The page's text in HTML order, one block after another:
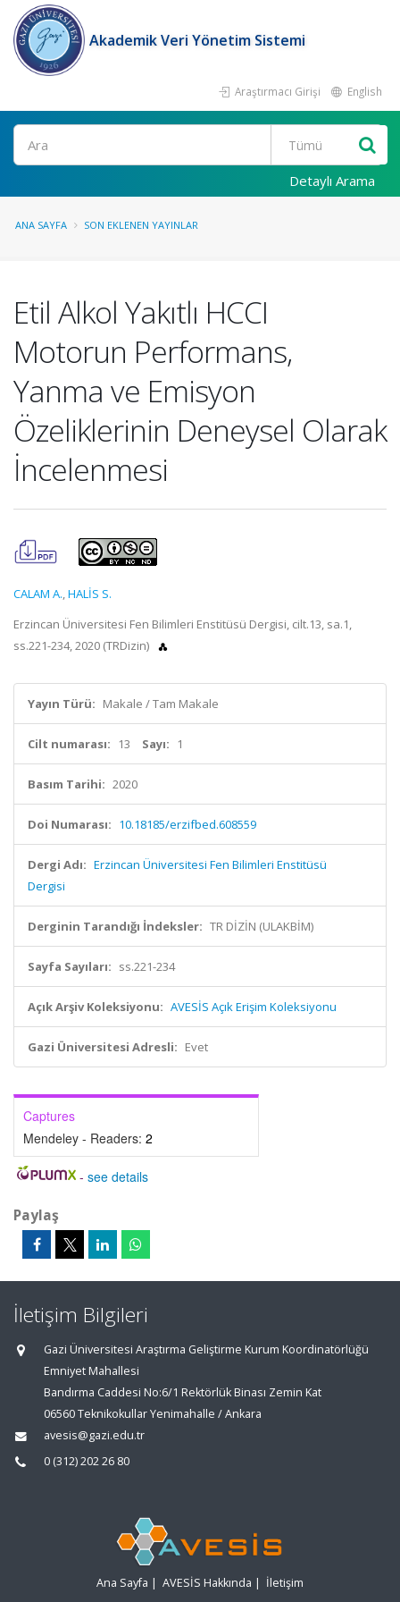
Akademik Veri Yönetim Sistemi
Araştırmacı Girişi English
Ara
Detaylı Arama
ANA SAYFA SON EKLENEN YAYINLAR
Etil Alkol Yakıtlı HCCI
Motorun Performans,
Yanma ve Emisyon
Özeliklerinin Deneysel Olarak
İncelenmesi
CALAM A.,HALİS S.
Erzincan Üniversitesi Fen Bilimleri Enstitüsü Dergisi, cilt.13, sa.1,
ss.221-234, 2020 (TRDizin)
Yayın Türü: Makale / Tam Makale
Cilt numarası: 13 Sayı: 1
Basım Tarihi: 2020
Doi Numarası: 10.18185/erzifbed.608559
Dergi Adı: Erzincan Üniversitesi Fen Bilimleri Enstitüsü
Dergisi
Derginin Tarandığı İndeksler: TR DİZİN (ULAKBİM)
Sayfa Sayıları: ss.221-234
Açık Arşiv Koleksiyonu: AVESİS Açık Erişim Koleksiyonu
Gazi Üniversitesi Adresli: Evet
Captures
Mendeley - Readers: 2
- see details
Paylaş
İletişim Bilgileri
Gazi Üniversitesi Araştırma Geliştirme Kurum Koordinatörlüğü
Emniyet Mahallesi
Bandırma Caddesi No:6/1 Rektörlük Binası Zemin Kat
06560 Teknikokullar Yenimahalle / Ankara
avesis@gazi.edu.tr
0 (312) 202 26 80
Ana Sayfa | AVESİS Hakkında | İletişim